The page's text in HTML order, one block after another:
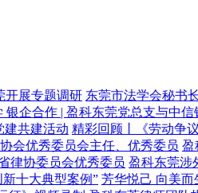
开展专题调研 东莞市法学会秘书
银企合作 | 盈科东莞党总支与中
建共建活动 精彩回顾丨《劳动争
会优秀委员会主任、优秀委员 盈
律协委员会优秀委员 盈科东莞涉
十大典型案例” 芳华悦己 向美而